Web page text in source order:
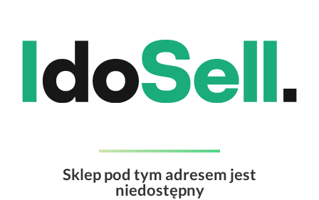
Sklep pod tym adresem jest
niedostępny